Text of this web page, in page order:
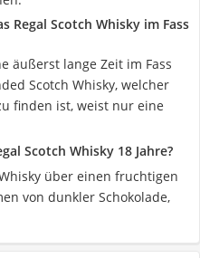
Regal Scotch Whisky im Fass
äußerst lange Zeit im Fass
Scotch Whisky, welcher
finden ist, weist nur eine
Scotch Whisky 18 Jahre?
über einen fruchtigen
von dunkler Schokolade,